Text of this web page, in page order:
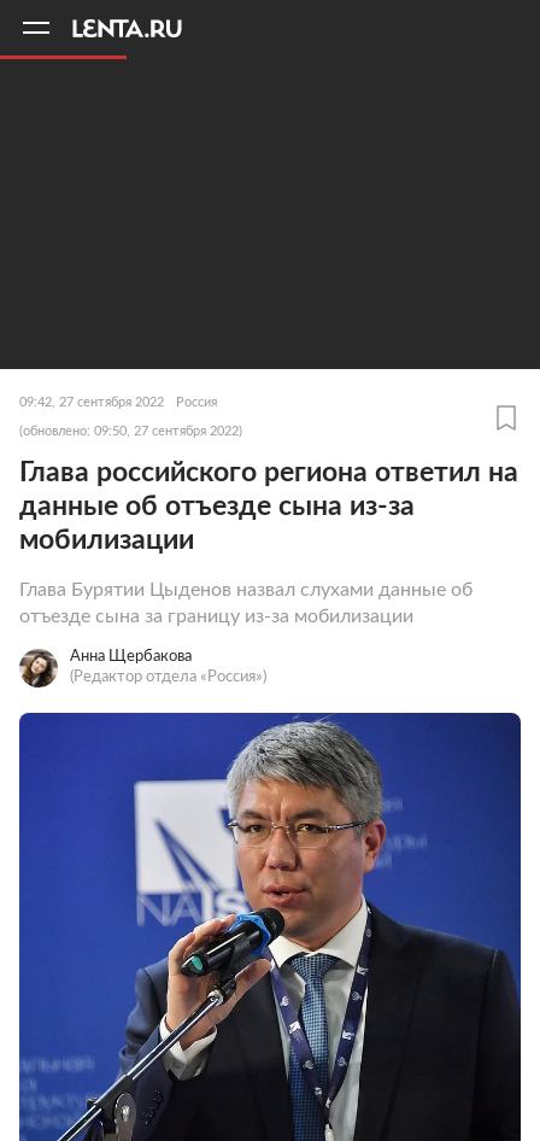
09:42, 27 сентября 2022 Россия
(обновлено: 09:50, 27 сентября 2022)
Глава российского региона ответил на
данные об отъезде сына из-за
мобилизации
Глава Бурятии Цыденов назвал слухами данные об
отъезде сына за границу из-за мобилизации
Анна Щербакова
(Редактор отдела «Россия»)